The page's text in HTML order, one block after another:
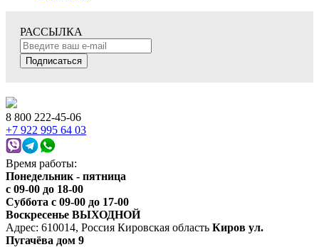
РАССЫЛКА
Подписаться
8 800 222-45-06
+7 922 995 64 03
Время работы:
Понедельник - пятница
c 09-00 до 18-00
Суббота с 09-00 до 17-00
Воскресенье ВЫХОДНОЙ
Адрес: 610014, Россия Кировская область Киров ул.
Пугачёва дом 9